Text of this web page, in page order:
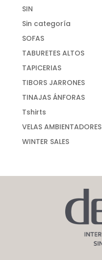
SIN
Sin categoría
SOFAS
TABURETES ALTOS
TAPICERIAS
TIBORS JARRONES
TINAJAS ÁNFORAS
Tshirts
VELAS AMBIENTADORES
WINTER SALES